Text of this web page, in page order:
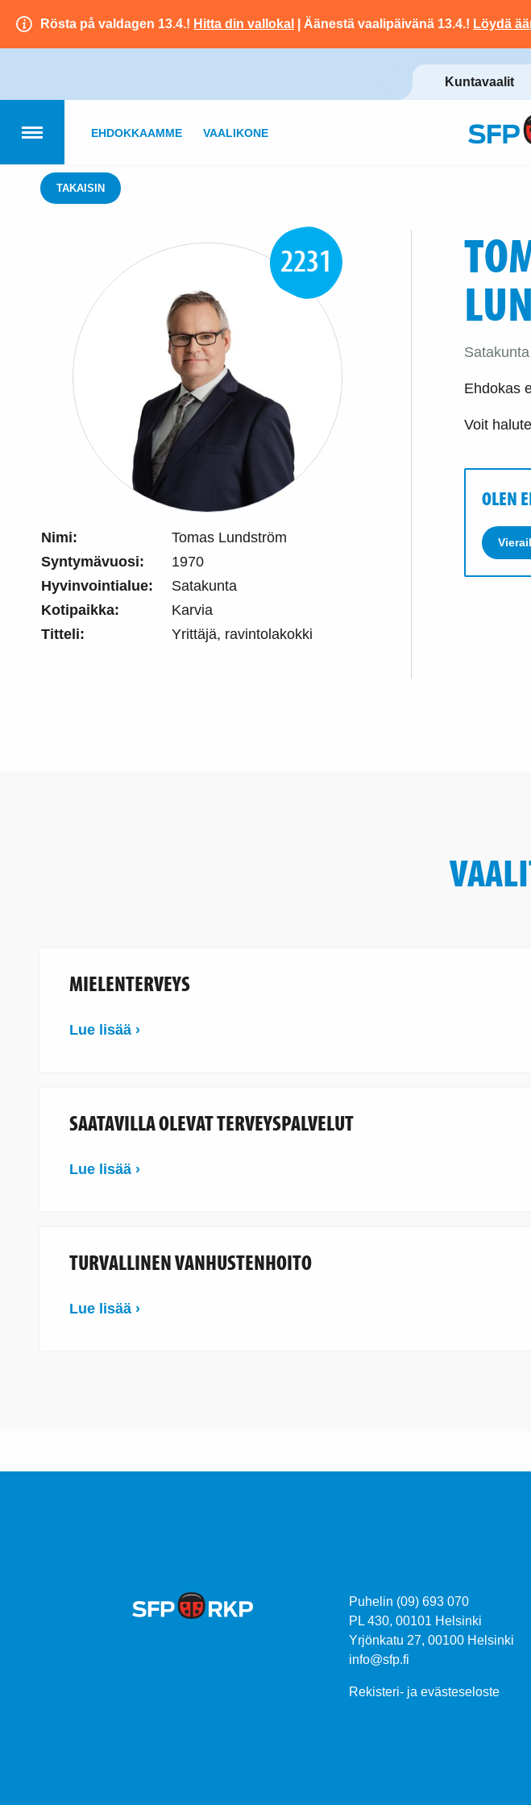
Rösta på valdagen 13.4.! Hitta din vallokal | Äänestä vaalipäivänä 13.4.! Löydä
Kuntavaalit
EHDOKKAAMME VAALIKONE
TAKAISIN
2231
Nimi:
Tomas Lundström
Syntymävuosi:
1970
Hyvinvointialue:
Satakunta
Kotipaikka:
Karvia
Titteli:
Yrittäjä, ravintolakokki
Satakunta
Ehdokas
Voit
OLEN
MIELENTERVEYS
Lue lisää ›
SAATAVILLA OLEVAT TERVEYSPALVELUT
Lue lisää ›
TURVALLINEN VANHUSTENHOITO
Lue lisää ›
Puhelin (09) 693 070
PL 430, 00101 Helsinki
Yrjönkatu 27, 00100 Helsinki
info@sfp.fi
Rekisteri- ja evästeseloste